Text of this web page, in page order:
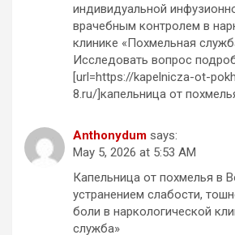
индивидуальной
врачебным контролем в
клинике «Похмельная
Исследовать вопрос
[url=https://kapelnicza-ot-
8.ru/]капельница от
Anthonydum says:
May 5, 2026 at 5:53 AM
Капельница от похмелья в
устранением слабости,
боли в наркологической
служба»